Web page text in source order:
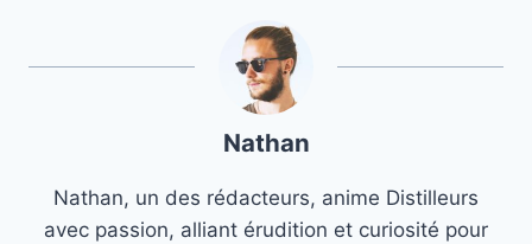
Nathan
Nathan, un des rédacteurs, anime Distilleurs
avec passion, alliant érudition et curiosité pour